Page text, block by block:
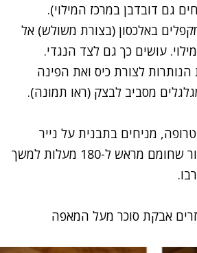
גם דובדבן במרכז המילוי).
באלכסון (בצורת משולש) אל
עושים כך גם לצד הנגדי.
2 הפינות הנותרות לצורת כיס ואת הפינה
מסביב לבצק (ראו תמונה).
מניחים בתבנית על נייר
אפייה ומכניסים לתנור שחומם מראש ל-180 מעלות למשך
אבקת סוכר מעל המאפה